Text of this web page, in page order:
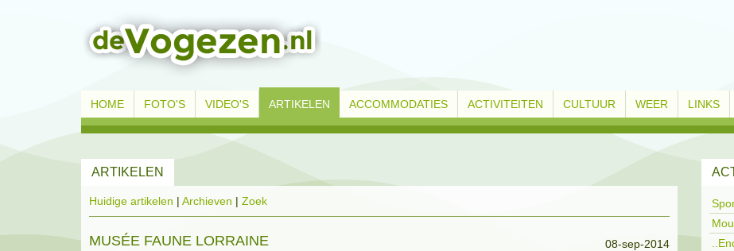
HOME FOTO'S VIDEO'S ARTIKELEN ACCOMMODATIES ACTIVITEITEN CULTUUR WEER LINKS
ARTIKELEN
Huidige artikelen | Archieven | Zoek
MUSÉE FAUNE LORRAINE
08-sep-2014